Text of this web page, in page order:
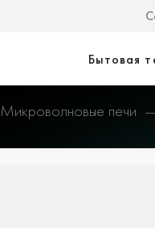
Бытовая
Микроволновые печи